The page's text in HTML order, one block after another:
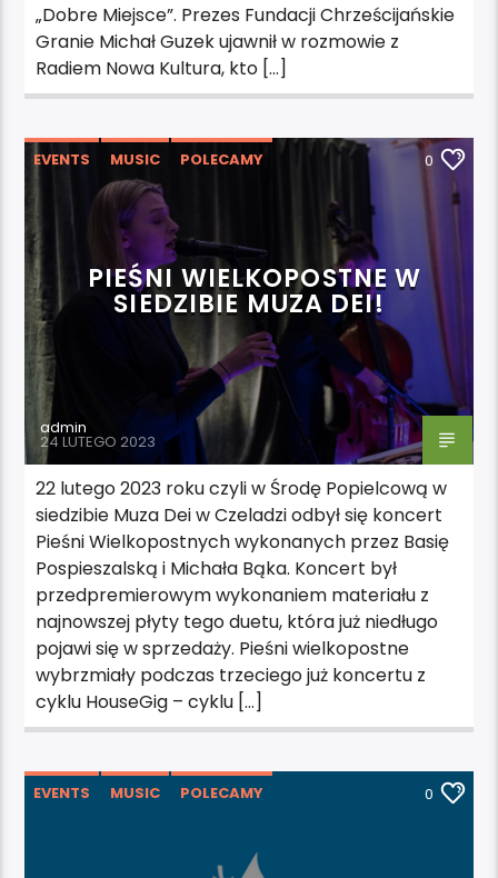
„Dobre Miejsce”. Prezes Fundacji Chrześcijańskie
Granie Michał Guzek ujawnił w rozmowie z
Radiem Nowa Kultura, kto […]
EVENTS MUSIC
POLECAMY
WARSZTATY
WYDARZENIA
WYRÓŻNIONE
0
PIEŚNI WIELKOPOSTNE W
SIEDZIBIE MUZA DEI!
admin
24 LUTEGO 2023
22 lutego 2023 roku czyli w Środę Popielcową w
siedzibie Muza Dei w Czeladzi odbył się koncert
Pieśni Wielkopostnych wykonanych przez Basię
Pospieszalską i Michała Bąka. Koncert był
przedpremierowym wykonaniem materiału z
najnowszej płyty tego duetu, która już niedługo
pojawi się w sprzedaży. Pieśni wielkopostne
wybrzmiały podczas trzeciego już koncertu z
cyklu HouseGig – cyklu […]
EVENTS MUSIC
POLECAMY
0